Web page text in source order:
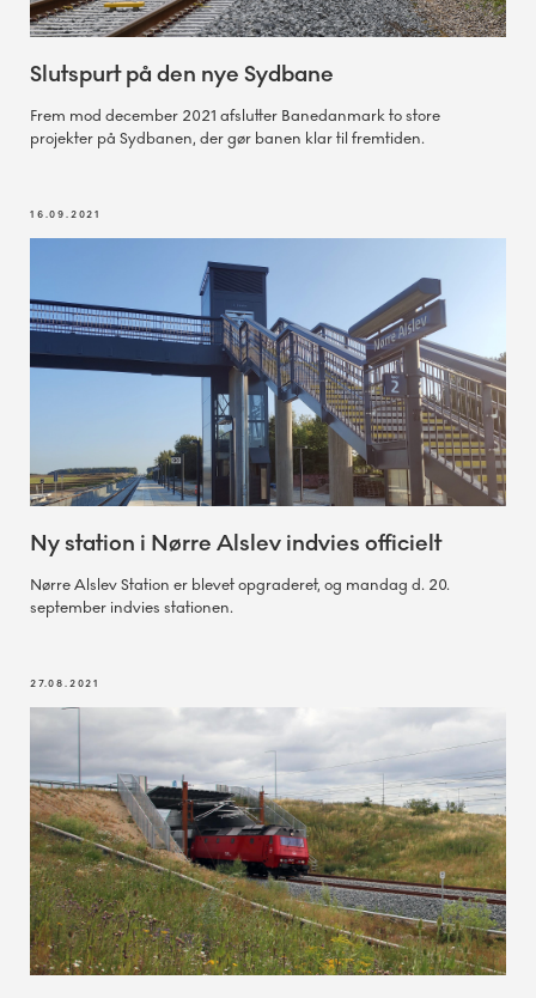
Slutspurt på den nye Sydbane
Frem mod december 2021 afslutter Banedanmark to store
projekter på Sydbanen, der gør banen klar til fremtiden.
16.09.2021
Ny station i Nørre Alslev indvies officielt
Nørre Alslev Station er blevet opgraderet, og mandag d. 20.
september indvies stationen.
27.08.2021